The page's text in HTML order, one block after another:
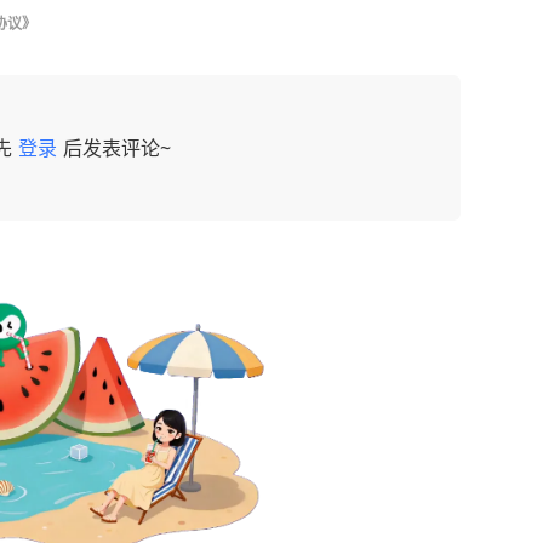
》
登录 后发表评论~